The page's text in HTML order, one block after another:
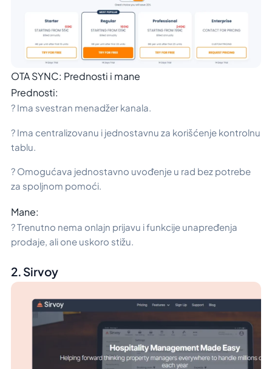
OTA SYNC: Prednosti i mane
Prednosti:
? Ima svestran menadžer kanala.
? Ima centralizovanu i jednostavnu za korišćenje kontrolnu
tablu.
? Omogućava jednostavno uvođenje u rad bez potrebe
za spoljnom pomoći.
Mane:
? Trenutno nema onlajn prijavu i funkcije unapređenja
prodaje, ali one uskoro stižu.
2. Sirvoy